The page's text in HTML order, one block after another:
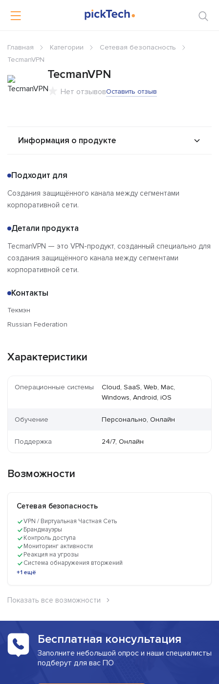
Главная Категории
Сетевая безопасность
TecmanVPN
TecmanVPN
Нет отзывовОставить отзыв
Информация о продукте
Альтернативы
Отзывы
Подходит для
Создания защищённого канала между сегментами
корпоративной сети.
Детали продукта
TecmanVPN — это VPN-продукт, созданный специально для
создания защищённого канала между сегментами
корпоративной сети.
Контакты
Текмэн
Russian Federation
Характеристики
Операционные системы
Cloud, SaaS, Web, Mac,
Windows, Android, iOS
Обучение Персонально, Онлайн
Поддержка 24/7, Онлайн
Возможности
Сетевая безопасность
VPN / Виртуальная Частная Сеть
Брандмауэры
Контроль доступа
Мониторинг активности
Реакция на угрозы
Система обнаружения вторжений
+1 ещё
Показать все возможности
Бесплатная консультация
Заполните небольшой опрос и наши специалисты
подберут для вас ПО